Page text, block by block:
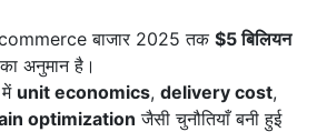
बाजार 2025 तक $5 बिलियन
अनुमान है।
unit economics, delivery cost,
optimization जैसी चुनौतियाँ बनी हुई